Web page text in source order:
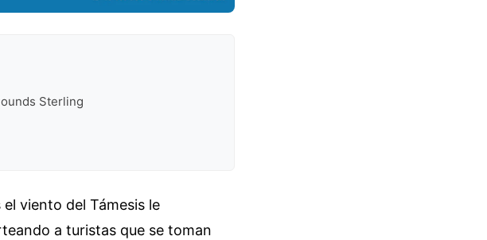
Sterling
viento del Támesis le
a turistas que se toman